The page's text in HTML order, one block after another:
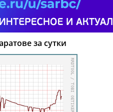
за сутки